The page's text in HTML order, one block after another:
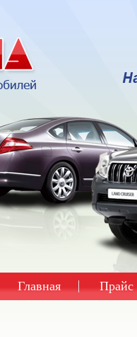
Главная Прайс